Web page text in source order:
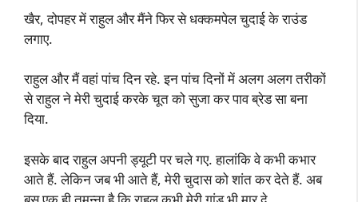
खैर, दोपहर में राहुल और मैंने फिर से धक्कमपेल चुदाई के राउंड
लगाए.
राहुल और मैं वहां पांच दिन रहे. इन पांच दिनों में अलग अलग तरीकों
से राहुल ने मेरी चुदाई करके चूत को सुजा कर पाव ब्रेड सा बना
दिया.
इसके बाद राहुल अपनी ड्यूटी पर चले गए. हालांकि वे कभी कभार
आते हैं. लेकिन जब भी आते हैं, मेरी चुदास को शांत कर देते हैं. अब